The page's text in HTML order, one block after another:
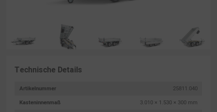
Technische Details
Artikelnummer
25811.040
Kasteninnenmaß
3.010 × 1.530 × 300 mm